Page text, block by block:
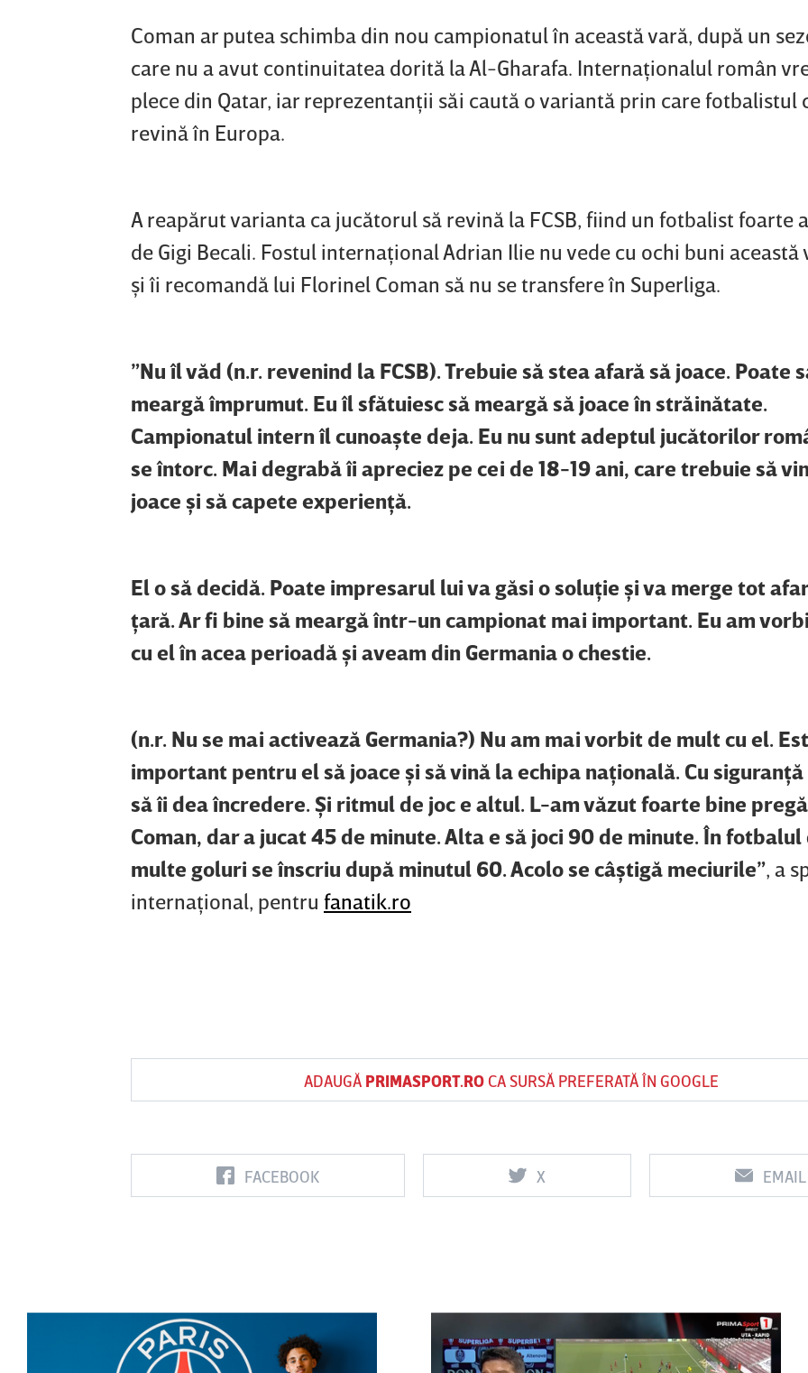
Coman ar putea schimba din nou campionatul în această vară, după un
care nu a avut continuitatea dorită la Al-Gharafa. Internaţionalul român
plece din Qatar, iar reprezentanţii săi caută o variantă prin care fotbalistul
revină în Europa.
A reapărut varianta ca jucătorul să revină la FCSB, fiind un fotbalist foarte
de Gigi Becali. Fostul internaţional Adrian Ilie nu vede cu ochi buni această
şi îi recomandă lui Florinel Coman să nu se transfere în Superliga.
”Nu îl văd (n.r. revenind la FCSB). Trebuie să stea afară să joace. Poate
meargă împrumut. Eu îl sfătuiesc să meargă să joace în străinătate.
Campionatul intern îl cunoaşte deja. Eu nu sunt adeptul jucătorilor
se întorc. Mai degrabă îi apreciez pe cei de 18-19 ani, care trebuie să
joace şi să capete experienţă.
El o să decidă. Poate impresarul lui va găsi o soluţie şi va merge tot
ţară. Ar fi bine să meargă într-un campionat mai important. Eu am
cu el în acea perioadă şi aveam din Germania o chestie.
(n.r. Nu se mai activează Germania?) Nu am mai vorbit de mult cu el.
important pentru el să joace şi să vină la echipa naţională. Cu siguranţă
să îi dea încredere. Şi ritmul de joc e altul. L-am văzut foarte bine
Coman, dar a jucat 45 de minute. Alta e să joci 90 de minute. În fotbalul
multe goluri se înscriu după minutul 60. Acolo se câştigă meciurile”, a
internaţional, pentru fanatik.ro
ADAUGĂ PRIMASPORT.ROCA SURSĂ PREFERATĂ ÎN GOOGLE
FACEBOOK X EMAIL